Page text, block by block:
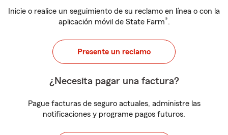
Inicie o realice un seguimiento de su reclamo en línea o con la
aplicación móvil de State Farm®.
Presente un reclamo
¿Necesita pagar una factura?
Pague facturas de seguro actuales, administre las
notificaciones y programe pagos futuros.